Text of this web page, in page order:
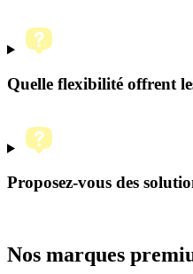
Quelle flexibilité offrent
Proposez-vous des
Nos marques